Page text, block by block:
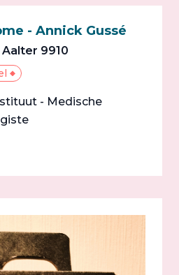
- Annick Gussé
9910
- Medische